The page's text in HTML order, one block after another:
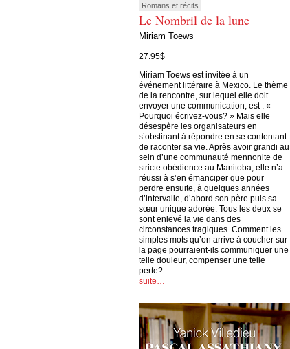
Romans et récits
Le Nombril de la lune
Miriam Toews
27.95$
Miriam Toews est invitée à un
événement littéraire à Mexico. Le thème
de la rencontre, sur lequel elle doit
envoyer une communication, est : «
Pourquoi écrivez-vous? » Mais elle
désespère les organisateurs en
s’obstinant à répondre en se contentant
de raconter sa vie. Après avoir grandi au
sein d’une communauté mennonite de
stricte obédience au Manitoba, elle n’a
réussi à s’en émanciper que pour
perdre ensuite, à quelques années
d’intervalle, d’abord son père puis sa
sœur unique adorée. Tous les deux se
sont enlevé la vie dans des
circonstances tragiques. Comment les
simples mots qu’on arrive à coucher sur
la page pourraient-ils communiquer une
telle douleur, compenser une telle
perte?
suite…